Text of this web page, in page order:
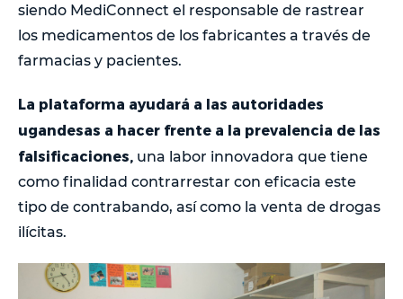
siendo MediConnect el responsable de rastrear
los medicamentos de los fabricantes a través de
farmacias y pacientes.
La plataforma ayudará a las autoridades
ugandesas a hacer frente a la prevalencia de las
falsificaciones, una labor innovadora que tiene
como finalidad contrarrestar con eficacia este
tipo de contrabando, así como la venta de drogas
ilícitas.